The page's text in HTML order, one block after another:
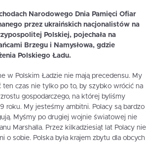
Narodowego Dnia Pamięci Ofiar
przez ukraińskich nacjonalistów na
Polskiej, pojechała na
Brzegu i Namysłowa, gdzie
Polskiego Ładu.
w Polskim Ładzie nie mają precedensu. My
czas nie tylko po to, by szybko wrócić na
gospodarczego, na której byliśmy
roku. My jesteśmy ambitni. Polacy są bardzo
Myśmy po drugiej wojnie światowej nie
Marshalla. Przez kilkadziesiąt lat Polacy nie
o sobie. Polska była krajem zbytu dla obcych